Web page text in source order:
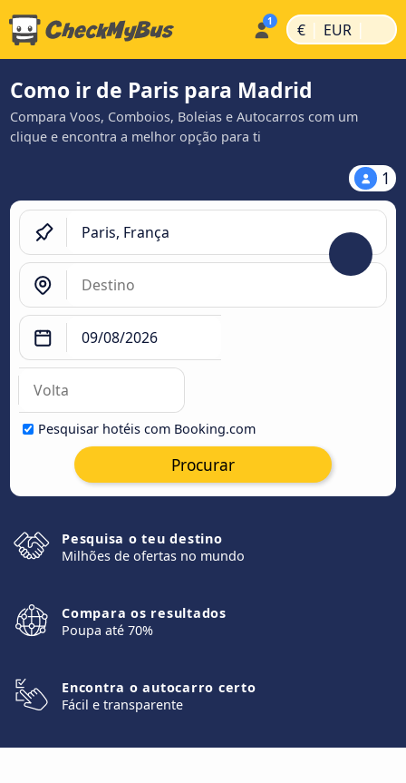
€ | EUR |
Como ir de Paris para Madrid
Compara Voos, Comboios, Boleias e Autocarros com um
clique e encontra a melhor opção para ti
1
Pesquisar hotéis com Booking.com
Procurar
Pesquisa o teu destino
Milhões de ofertas no mundo
Compara os resultados
Poupa até 70%
Encontra o autocarro certo
Fácil e transparente